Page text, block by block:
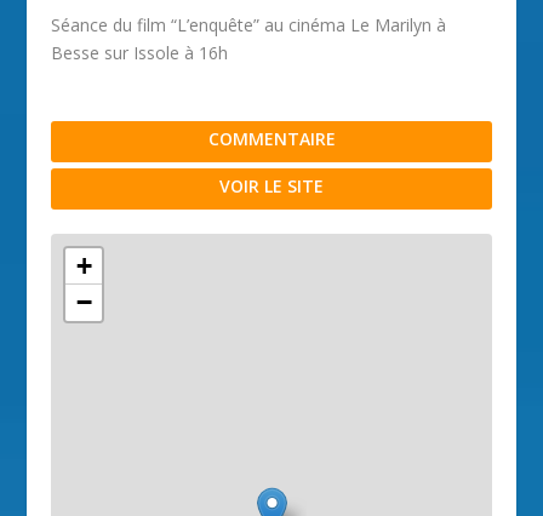
Séance du film “L’enquête” au cinéma Le Marilyn à
Besse sur Issole à 16h
COMMENTAIRE
VOIR LE SITE
+
−